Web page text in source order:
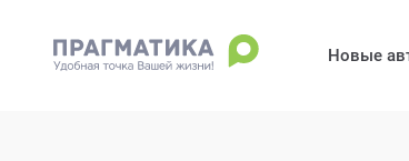
Новые